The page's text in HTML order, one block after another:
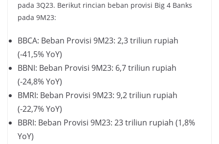
pada 3Q23. Berikut rincian beban provisi Big 4 Banks
pada 9M23:
BBCA: Beban Provisi 9M23: 2,3 triliun rupiah
(-41,5% YoY)
BBNI: Beban Provisi 9M23: 6,7 triliun rupiah
(-24,8% YoY)
BMRI: Beban Provisi 9M23: 9,2 triliun rupiah
(-22,7% YoY)
BBRI: Beban Provisi 9M23: 23 triliun rupiah (1,8%
YoY)